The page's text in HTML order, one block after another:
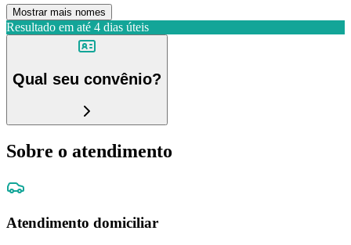
Mostrar mais nomes
Resultado em até 4 dias úteis
Qual seu convênio?
Sobre o atendimento
Atendimento domiciliar